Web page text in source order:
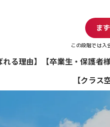
ま
この段階では入
る理由】 【卒業生・保護者
【クラス